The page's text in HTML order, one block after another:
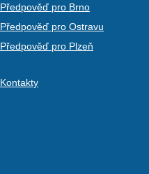
Předpověď pro Brno
Předpověď pro Ostravu
Předpověď pro Plzeň
Kontakty